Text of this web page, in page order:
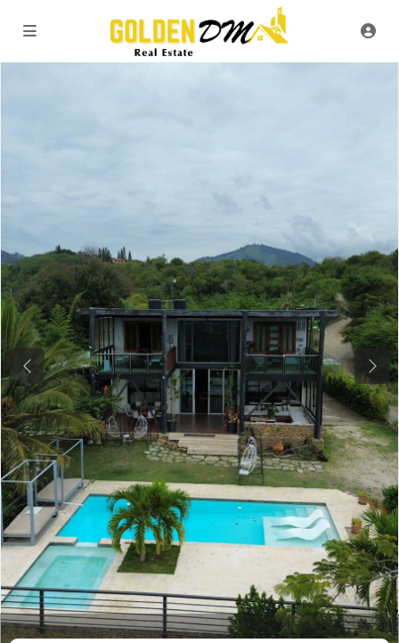
Previous Next